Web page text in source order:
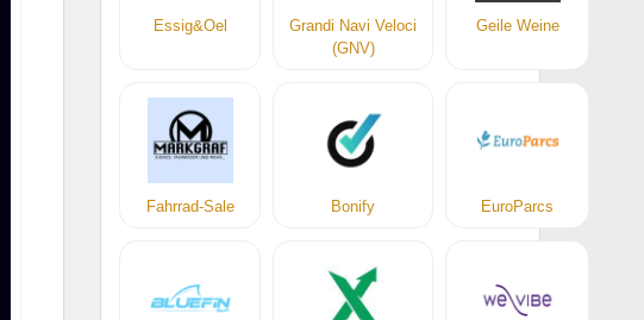
Essig&Oel
Grandi Navi Veloci
(GNV)
Geile Weine
Fahrrad-Sale Bonify EuroParcs